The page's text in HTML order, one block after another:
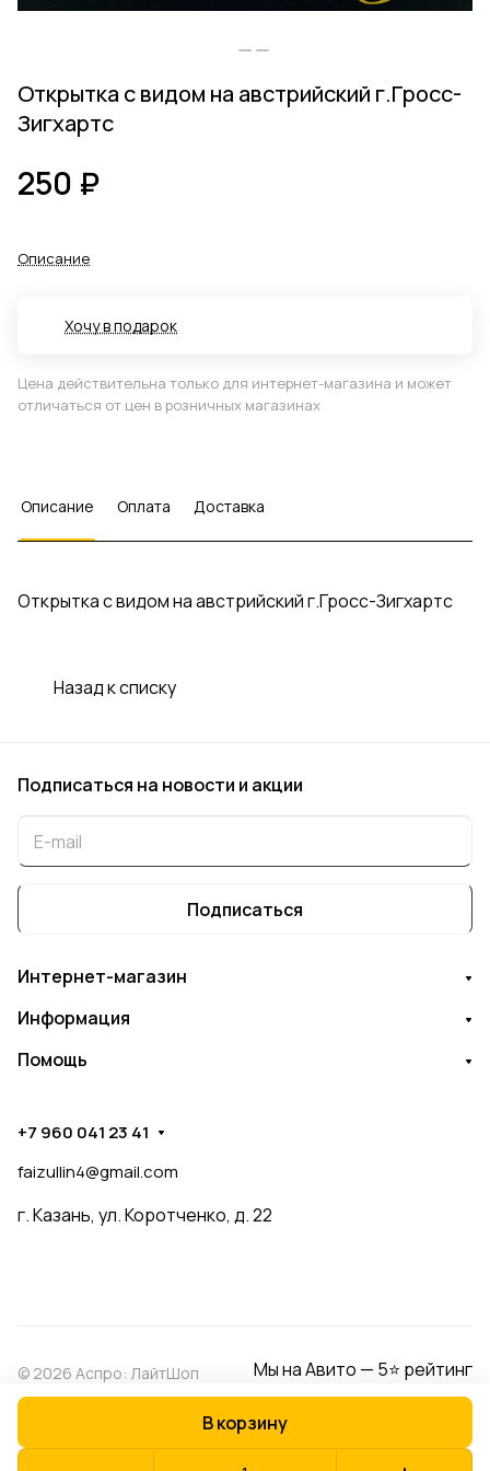
Открытка с видом на австрийский г.Гросс-
Зигхартс
250 ₽
В корзину
Описание
Хочу в подарок
Цена действительна только для интернет-магазина и может
отличаться от цен в розничных магазинах
Описание Оплата Доставка
Открытка с видом на австрийский г.Гросс-Зигхартс
Назад к списку
Подписаться на новости и акции
Подписаться
Интернет-магазин
Информация
Помощь
+7 960 041 23 41
faizullin4@gmail.com
г. Казань, ул. Коротченко, д. 22
© 2026 Аспро: ЛайтШоп Мы на Авито — 5⭐ рейтинг
Оферта
Разработано в